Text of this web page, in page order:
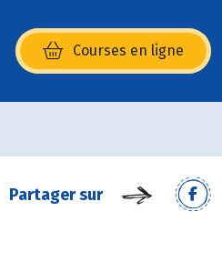
Courses en ligne
(s’ouvre dans une nouvelle
Partager sur